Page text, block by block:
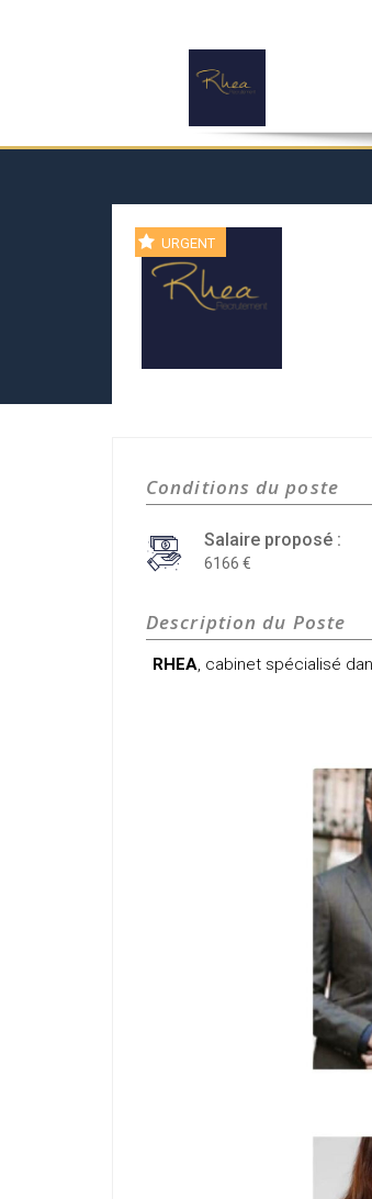
URGENT
Conditions du poste
Salaire proposé :
6166
Description du Poste
RHEA, cabinet spécialisé